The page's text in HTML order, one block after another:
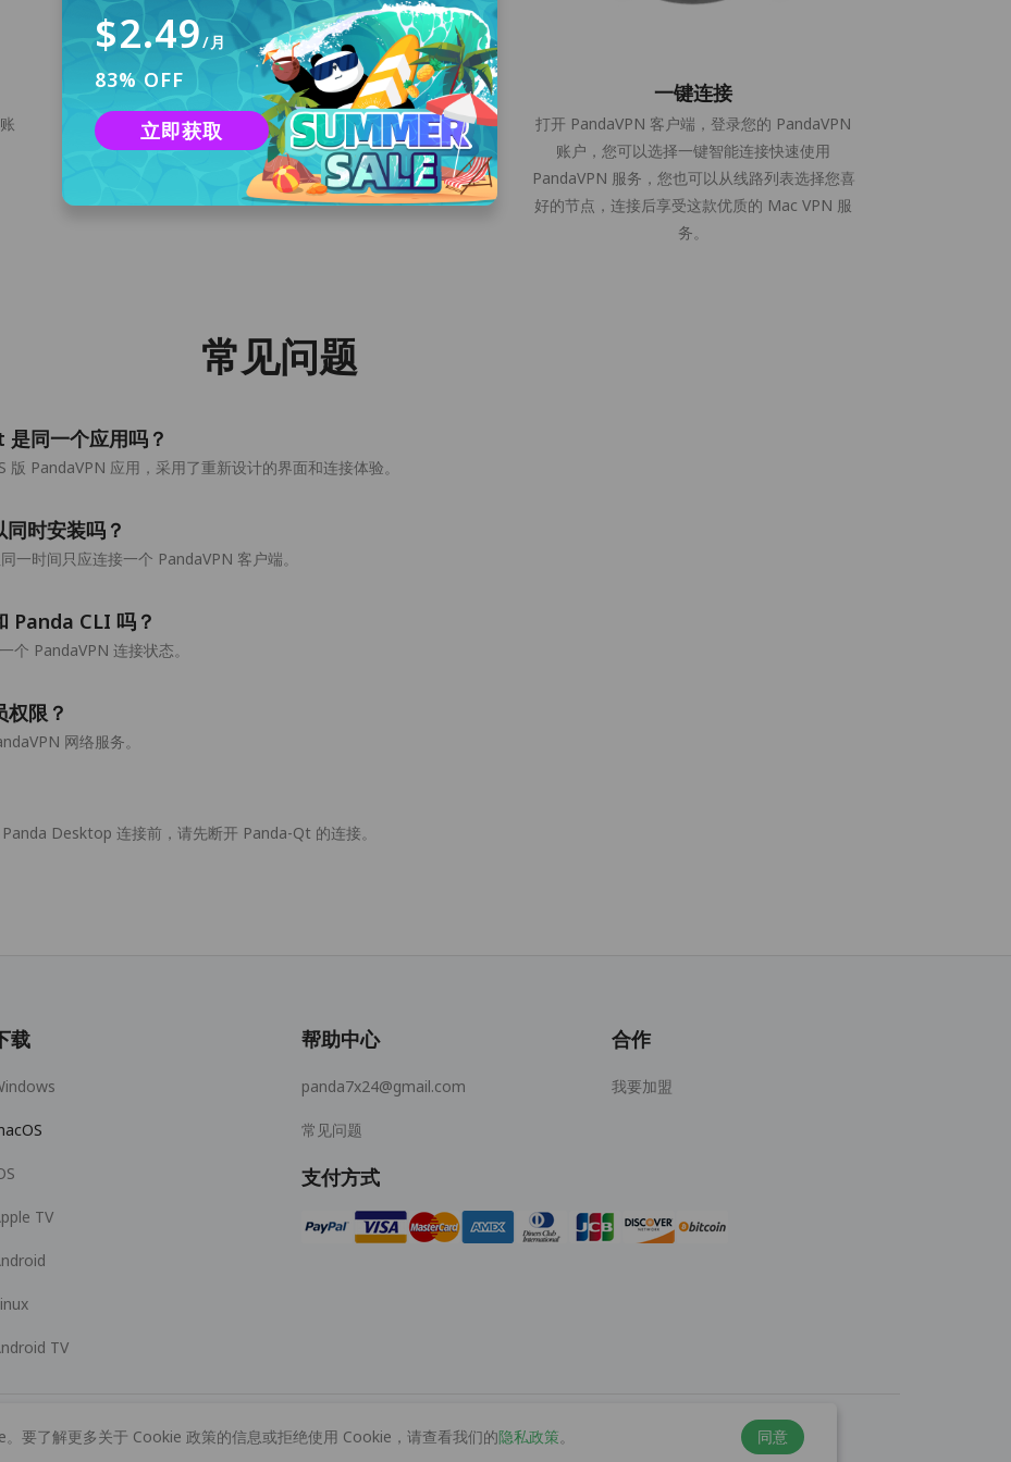
下载安装
点击“免费下载”按钮，为您的电脑下载官方
macOS 版 PandaVPN 应用安装包，并安装至您
的电脑设备上。
一键连接
打开 PandaVPN 客户端，登录您的 PandaVPN
账户，您可以选择一键智能连接快速使用
PandaVPN 服务，您也可以从线路列表选择您喜
好的节点，连接后享受这款优质的 Mac VPN 服
务。
常见问题
同一个应用吗？
PandaVPN 应用，采用了重新设计的界面和连接体验。
时安装吗？
一时间只应连接一个 PandaVPN 客户端。
Panda CLI 吗？
PandaVPN 连接状态。
限？
网络服务。
Desktop 连接前，请先断开 Panda-Qt 的连接。
$2.49/月
83% OFF
立即获取
载
TV
TV
帮助中心
panda7x24@gmail.com
常见问题
合作
我要加盟
支付方式
© 2026 MOPUBI LIMITED. All rights reserved.
要了解更多关于 Cookie 政策的信息或拒绝使用 Cookie，请查看我们的隐私政策。 同意